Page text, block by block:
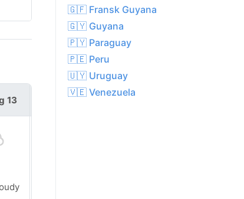
13 Fri, Aug 14
🇬🇫 Fransk Guyana
🇬🇾 Guyana
🇵🇾 Paraguay
🇵🇪 Peru
🇺🇾 Uruguay
🇻🇪 Venezuela